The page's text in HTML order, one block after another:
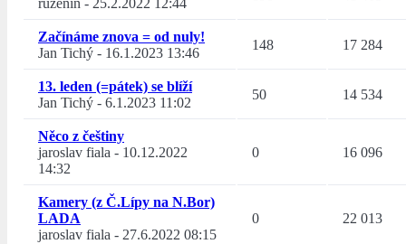
růženín - 25.2.2022 12:44
Začínáme znova = od nuly!
Jan Tichý - 16.1.2023 13:46
148 17 284
13. leden (=pátek) se blíží
Jan Tichý - 6.1.2023 11:02
50 14 534
Něco z češtiny
jaroslav fiala - 10.12.2022
14:32
0 16 096
Kamery (z Č.Lípy na N.Bor)
LADA
jaroslav fiala - 27.6.2022 08:15
0 22 013